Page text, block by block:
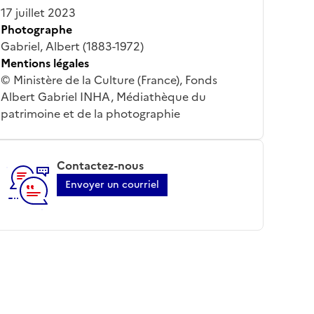
17 juillet 2023
Photographe
Gabriel, Albert (1883-1972)
Mentions légales
© Ministère de la Culture (France), Fonds
Albert Gabriel INHA, Médiathèque du
patrimoine et de la photographie
Contactez-nous
Envoyer un courriel